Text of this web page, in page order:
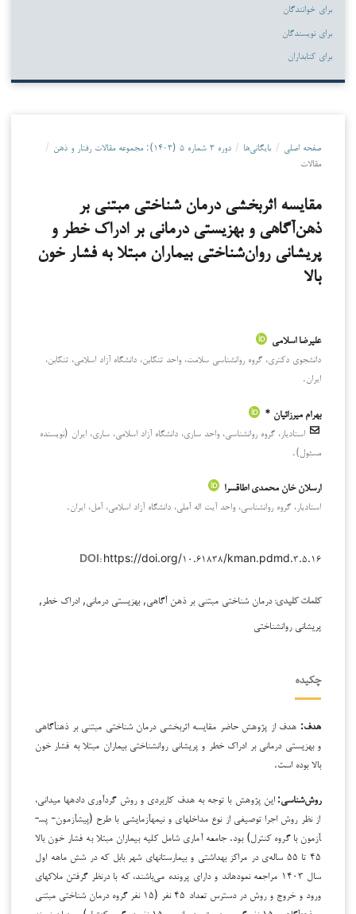
برای خوانندگان
برای نویسندگان
برای کتابداران
صفحه اصلی / بایگانی‌ها / دوره ۳ شماره ۵ (۱۴۰۳): مجموعه مقالات رفتار و ذهن
/
مقالات
مقایسه اثربخشی درمان شناختی مبتنی بر
ذهن‌آگاهی و بهزیستی درمانی بر ادراک خطر و
پریشانی روان‌‌شناختی بیماران مبتلا به فشار خون
بالا
علیرضا اسلامی
دانشجوی دکتری، گروه روانشناسی سلامت، واحد تنکابن، دانشگاه آزاد اسلامی، تنکابن،
ایران.
بهرام میرزائیان *
استادیار، گروه روانشناسی، واحد ساری، دانشگاه آزاد اسلامی، ساری، ایران (نویسنده
مسئول).
ارسلان خان محمدی اطاقسرا
استادیار، گروه روانشناسی، واحد آیت اله آملی، دانشگاه آزاد اسلامی، آمل، ایران.
DOI: https://doi.org/۱۰.۶۱۸۳۸/kman.pdmd.۳.۵.۱۶
کلمات کلیدی:درمان شناختی مبتنی بر ذهن آگاهی, بهزیستی درمانی, ادراک خطر,
پریشانی روانشناختی
چکیده
هدف: هدف از پژوهش حاضر مقایسه ‌اثربخشی درمان شناختی مبتنی بر ذهن­آگاهی
و بهزیستی درمانی بر ادراک خطر و پریشانی روان­شناختی بیماران مبتلا به فشار خون
بالا بوده است.
روش‌شناسی:این پژوهش با توجه به هدف کاربردی و روش گردآوری داده­ها میدانی،
از نظر روش اجرا توصیفی از نوع مداخله­ای و نیمه­آزمایشی با طرح (پیش­آزمون- پس­
آزمون با گروه کنترل) بود. جامعه آماری شامل کلیه بیماران مبتلا به فشار خون بالا
۴۵ تا ۵۵ ساله‌ی در مراکز بهداشتی و بیمارستان­های شهر بابل که در شش ماهه اول
سال ۱۴۰۳ مراجعه نموده­اند و دارای پرونده می‌باشند، که با درنظر گرفتن ملاک­های
ورود و خروج و روش در دسترس تعداد ۴۵ نفر (۱۵ نفر گروه درمان شناختی مبتنی